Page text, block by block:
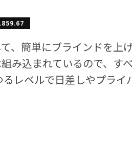
、簡単にブラインドを上
み込まれているので、す
レベルで日差しやプライ